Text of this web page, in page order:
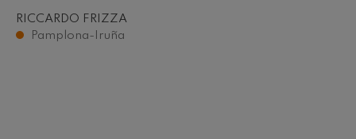
RICCARDO FRIZZA
Pamplona-Iruña